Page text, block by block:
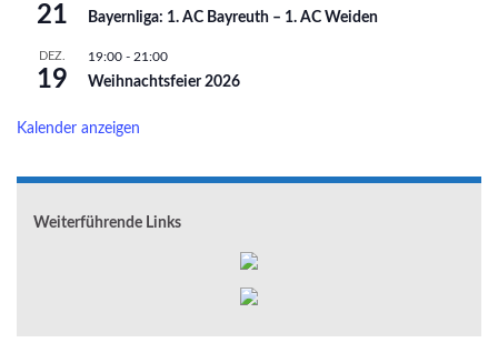
21 Bayernliga: 1. AC Bayreuth – 1. AC Weiden
DEZ.
19
19:00 - 21:00
Weihnachtsfeier 2026
Kalender anzeigen
Weiterführende Links